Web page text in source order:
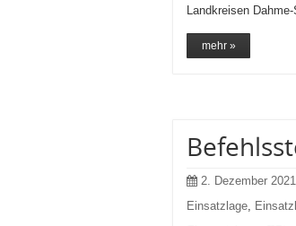
Landkreisen
mehr »
2. Dezember 2021
Einsatzlage,